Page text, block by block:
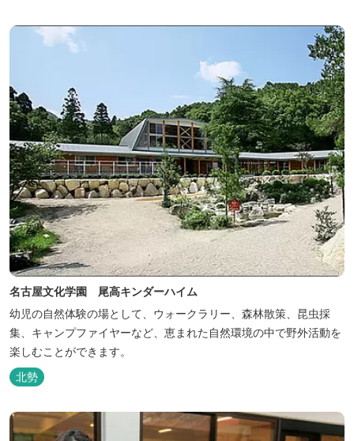
名古屋文化学園 尾高キンダーハイム
幼児の自然体験の場として、ウォークラリー、森林散策、昆虫採
集、キャンプファイヤーなど、恵まれた自然環境の中で野外活動を
楽しむことができます。
北勢